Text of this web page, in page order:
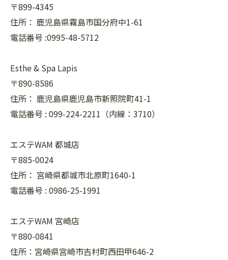
〒899-4345
住所： 鹿児島県霧島市国分府中1-61
電話番号 :0995-48-5712
Esthe & Spa Lapis
〒890-8586
住所： 鹿児島県鹿児島市新照院町41-1
電話番号 : 099-224-2211（内線：3710）
エステWAM 都城店
〒885-0024
住所： 宮崎県都城市北原町1640-1
電話番号 : 0986-25-1991
エステWAM 宮崎店
〒880-0841
住所：宮崎県宮崎市吉村町西田甲646-2